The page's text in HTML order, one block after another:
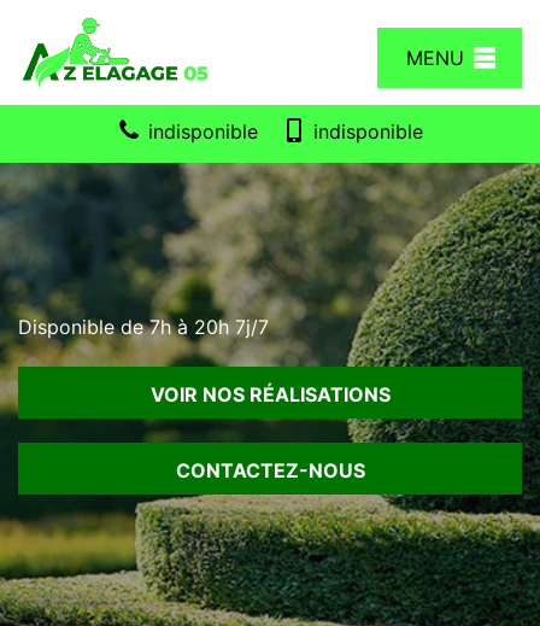
MENU
indisponible indisponible
Disponible de 7h à 20h 7j/7
VOIR NOS RÉALISATIONS
CONTACTEZ-NOUS